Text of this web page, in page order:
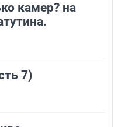
камер? на
7)